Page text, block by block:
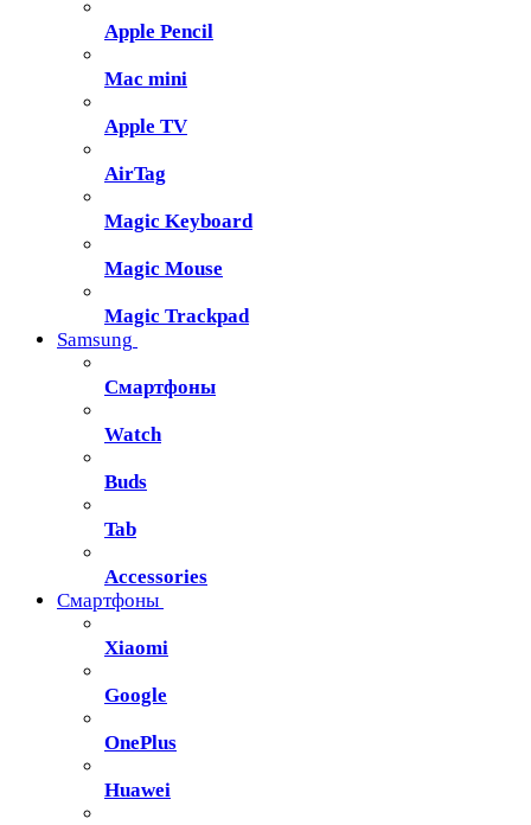
Apple Pencil
Mac mini
Apple TV
AirTag
Magic Keyboard
Magic Mouse
Magic Trackpad
Samsung
Смартфоны
Watch
Buds
Tab
Accessories
Смартфоны
Xiaomi
Google
OnePlus
Huawei